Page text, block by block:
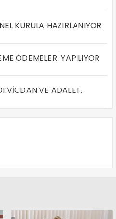
KURULA HAZIRLANIYOR
ÖDEMELERİ YAPILIYOR
VE ADALET.